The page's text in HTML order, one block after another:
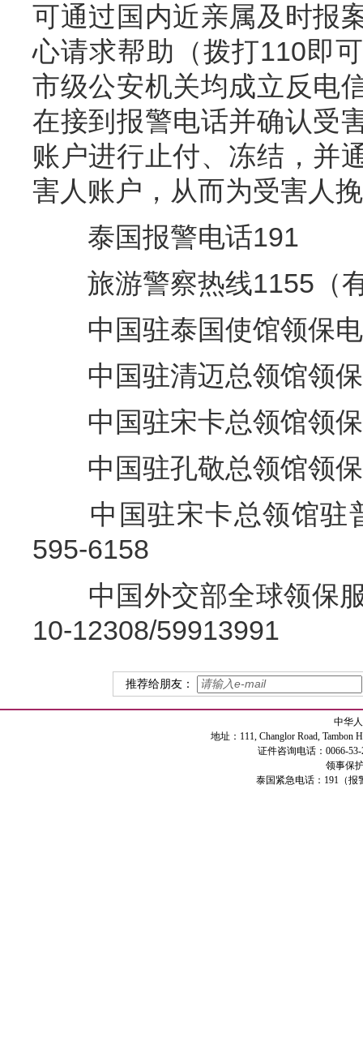
可通过国内近亲属及时报
心请求帮助（拨打110即
市级公安机关均成立反电
在接到报警电话并确认受
账户进行止付、冻结，并
害人账户，从而为受害人
泰国报警电话191
旅游警察热线1155（
中国驻泰国使馆领保电
中国驻清迈总领馆领保
中国驻宋卡总领馆领保
中国驻孔敬总领馆领保
中国驻宋卡总领馆驻
595-6158
中国外交部全球领保服
10-12308/59913991
推荐给朋友：
中华
地址：111, Changlor Road, Tambon
证件咨询电话：0066-
领事保
泰国紧急电话：191（报